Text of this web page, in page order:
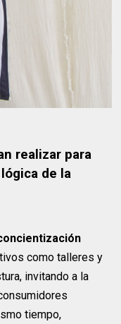
realizar para
de la
como talleres y
invitando a la
tiempo,